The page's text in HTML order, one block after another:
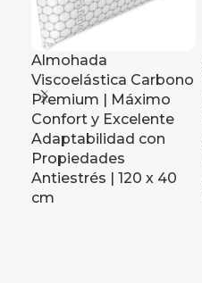
Almohada
Viscoelástica Carbono
Premium | Máximo
Confort y Excelente
Adaptabilidad con
Propiedades
Antiestrés | 120 x 40
cm